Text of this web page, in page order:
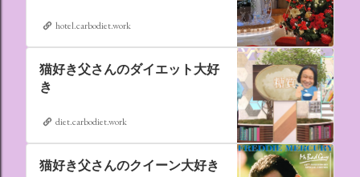
hotel.carbodiet.work
猫好き父さんのダイエット大好
き
diet.carbodiet.work
猫好き父さんのクイーン大好き